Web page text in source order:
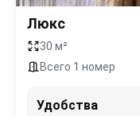
Люкс
30 м²
Всего 1 номер
Удобства